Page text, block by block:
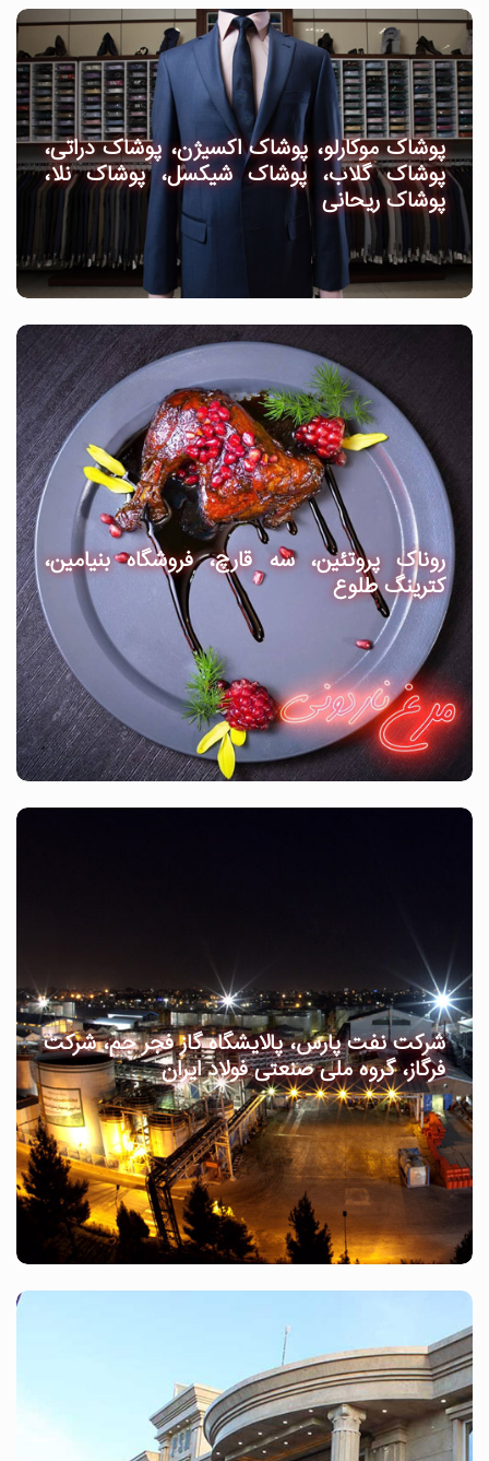
پوشاک موکارلو، پوشاک اکسیژن، پوشاک دراتی،
پوشاک گلاب، پوشاک شیکسل، پوشاک نلا،
پوشاک ریحانی
روناک پروتئین، سه قارچ، فروشگاه بنیامین،
کترینگ طلوع
شرکت نفت پارس، پالایشگاه گاز فجر جم، شرکت
فرگاز، گروه ملی صنعتی فولاد ایران